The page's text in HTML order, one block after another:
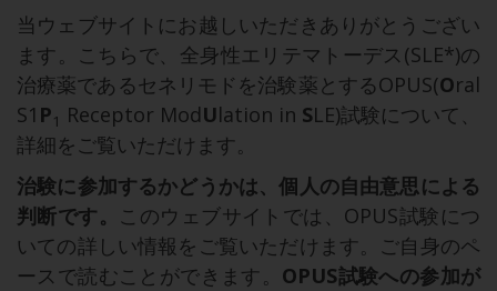
当ウェブサイトにお越しいただきありがとうござい
ます。こちらで、全身性エリテマトーデス(SLE*)の
治療薬であるセネリモドを治験薬とするOPUS(Oral
S1 P1 Receptor ModUlation in SLE)試験について、
詳細をご覧いただけます。
治験に参加するかどうかは、個人の自由意思による
判断です。
このウェブサイトでは、OPUS試験につ
いての詳しい情報をご覧いただけます。ご自身のペ
ースで読むことができます。 OPUS試験への参加が